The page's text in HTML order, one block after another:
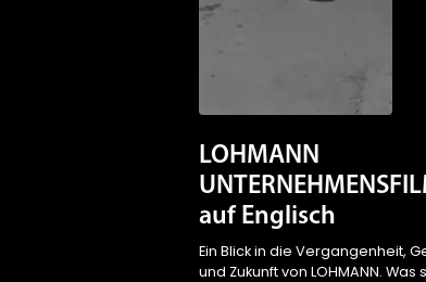
LOHMANN
auf Englisch
Ein Blick in die Vergangenheit,
und Zukunft von LOHMANN. Was